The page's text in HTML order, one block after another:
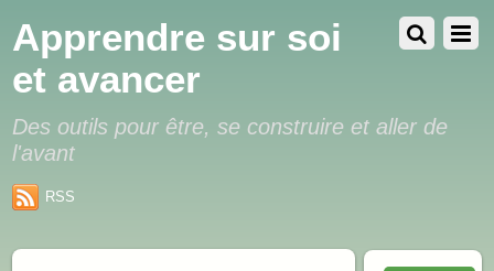
Apprendre sur soi
et avancer
Des outils pour être, se construire et aller de
l'avant
RSS